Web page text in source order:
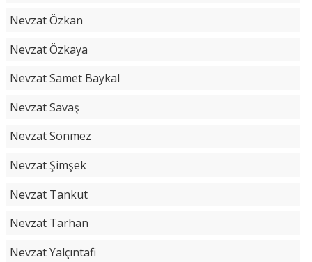
Nevzat Özkan
Nevzat Özkaya
Nevzat Samet Baykal
Nevzat Savaş
Nevzat Sönmez
Nevzat Şimşek
Nevzat Tankut
Nevzat Tarhan
Nevzat Yalçıntafi